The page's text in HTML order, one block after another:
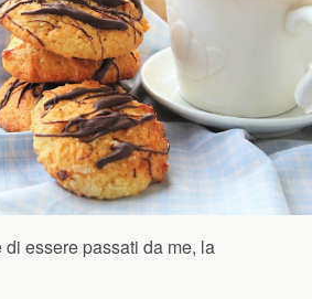
essere passati da me, la